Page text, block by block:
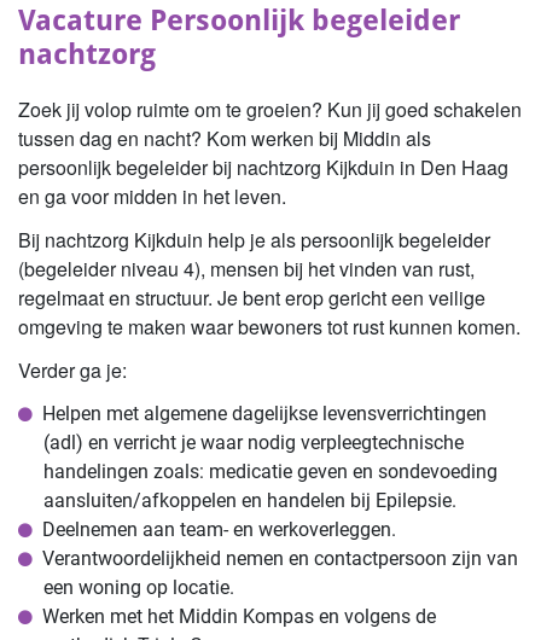
Vacature Persoonlijk begeleider
nachtzorg
Zoek jij volop ruimte om te groeien? Kun jij goed schakelen
tussen dag en nacht? Kom werken bij Middin als
persoonlijk begeleider bij nachtzorg Kijkduin in Den Haag
en ga voor midden in het leven.
Bij nachtzorg Kijkduin help je als persoonlijk begeleider
(begeleider niveau 4), mensen bij het vinden van rust,
regelmaat en structuur. Je bent erop gericht een veilige
omgeving te maken waar bewoners tot rust kunnen komen.
Verder ga je:
Helpen met algemene dagelijkse levensverrichtingen
(adl) en verricht je waar nodig verpleegtechnische
handelingen zoals: medicatie geven en sondevoeding
aansluiten/afkoppelen en handelen bij Epilepsie.
Deelnemen aan team- en werkoverleggen.
Verantwoordelijkheid nemen en contactpersoon zijn van
een woning op locatie.
Werken met het Middin Kompas en volgens de